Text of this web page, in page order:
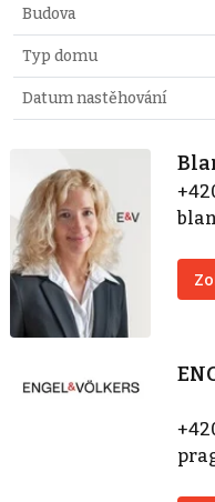
Budova
Typ domu
Datum nastěhování